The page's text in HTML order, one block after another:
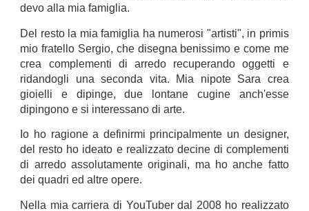
devo alla mia famiglia.
Del resto la mia famiglia ha numerosi "artisti", in primis
mio fratello Sergio, che disegna benissimo e come me
crea complementi di arredo recuperando oggetti e
ridandogli una seconda vita. Mia nipote Sara crea
gioielli e dipinge, due lontane cugine anch'esse
dipingono e si interessano di arte.
Io ho ragione a definirmi principalmente un designer,
del resto ho ideato e realizzato decine di complementi
di arredo assolutamente originali, ma ho anche fatto
dei quadri ed altre opere.
Nella mia carriera di YouTuber dal 2008 ho realizzato